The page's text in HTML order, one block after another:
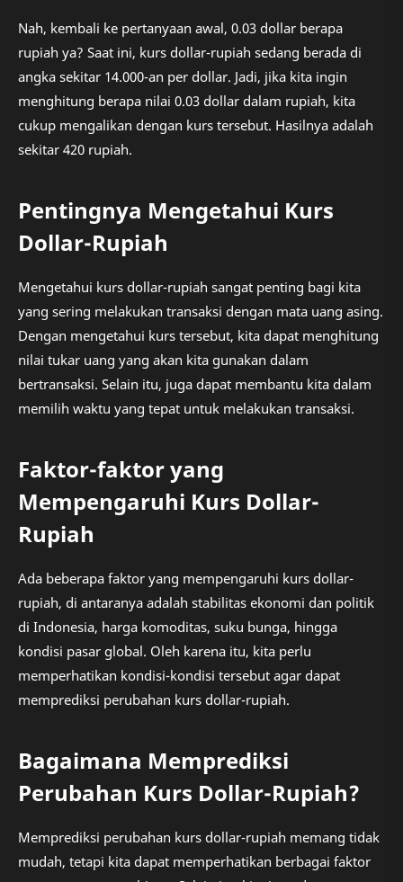
Nah, kembali ke pertanyaan awal, 0.03 dollar berapa
rupiah ya? Saat ini, kurs dollar-rupiah sedang berada di
angka sekitar 14.000-an per dollar. Jadi, jika kita ingin
menghitung berapa nilai 0.03 dollar dalam rupiah, kita
cukup mengalikan dengan kurs tersebut. Hasilnya adalah
sekitar 420 rupiah.
Pentingnya Mengetahui Kurs
Dollar-Rupiah
Mengetahui kurs dollar-rupiah sangat penting bagi kita
yang sering melakukan transaksi dengan mata uang asing.
Dengan mengetahui kurs tersebut, kita dapat menghitung
nilai tukar uang yang akan kita gunakan dalam
bertransaksi. Selain itu, juga dapat membantu kita dalam
memilih waktu yang tepat untuk melakukan transaksi.
Faktor-faktor yang
Mempengaruhi Kurs Dollar-
Rupiah
Ada beberapa faktor yang mempengaruhi kurs dollar-
rupiah, di antaranya adalah stabilitas ekonomi dan politik
di Indonesia, harga komoditas, suku bunga, hingga
kondisi pasar global. Oleh karena itu, kita perlu
memperhatikan kondisi-kondisi tersebut agar dapat
memprediksi perubahan kurs dollar-rupiah.
Bagaimana Memprediksi
Perubahan Kurs Dollar-Rupiah?
Memprediksi perubahan kurs dollar-rupiah memang tidak
mudah, tetapi kita dapat memperhatikan berbagai faktor